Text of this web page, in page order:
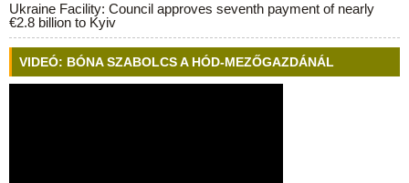
Ukraine Facility: Council approves seventh payment of nearly
€2.8 billion to Kyiv
VIDEÓ: BÓNA SZABOLCS A HÓD-MEZŐGAZDÁNÁL